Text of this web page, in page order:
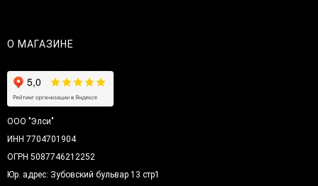
О МАГАЗИНЕ
ООО "Элси"
ИНН 7704701904
ОГРН 5087746212252
Юр. адрес: Зубовский бульвар 13 стр1